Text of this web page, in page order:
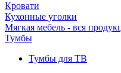
Кровати
Кухонные уголки
Мягкая мебель - вся
Тумбы
Тумбы для ТВ